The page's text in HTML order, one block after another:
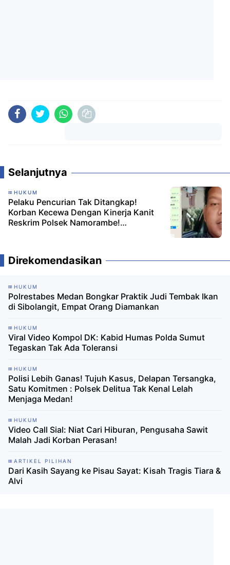
Selanjutnya
HUKUM
Pelaku Pencurian Tak Ditangkap!
Korban Kecewa Dengan Kinerja Kanit
Reskrim Polsek Namorambe!
Direkomendasikan
HUKUM
Polrestabes Medan Bongkar Praktik Judi Tembak Ikan
di Sibolangit, Empat Orang Diamankan
HUKUM
Viral Video Kompol DK: Kabid Humas Polda Sumut
Tegaskan Tak Ada Toleransi
HUKUM
Polisi Lebih Ganas! Tujuh Kasus, Delapan Tersangka,
Satu Komitmen : Polsek Delitua Tak Kenal Lelah
Menjaga Medan!
HUKUM
Video Call Sial: Niat Cari Hiburan, Pengusaha Sawit
Malah Jadi Korban Perasan!
ARTIKEL PILIHAN
Dari Kasih Sayang ke Pisau Sayat: Kisah Tragis Tiara &
Alvi